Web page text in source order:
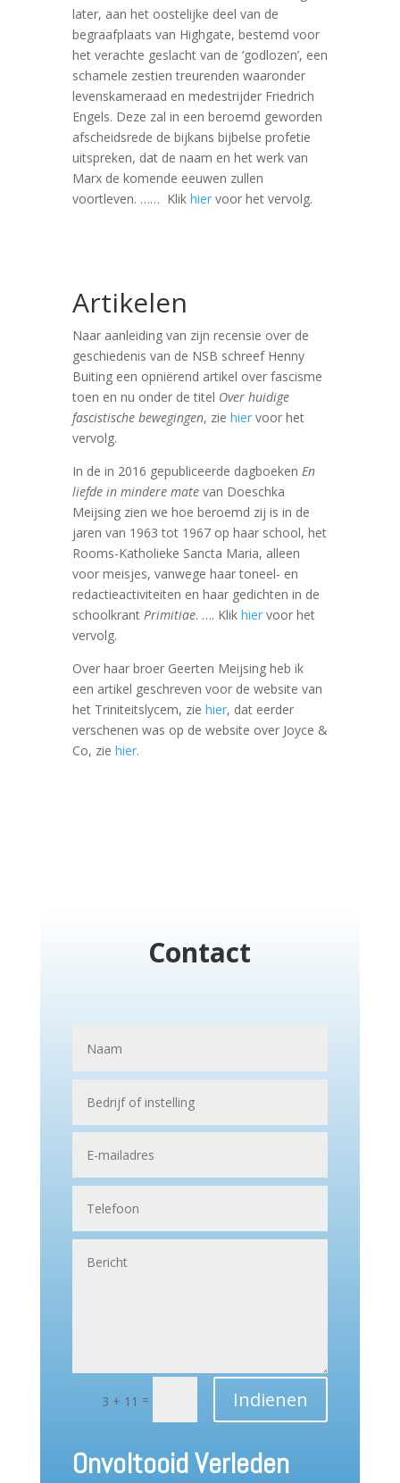
later, aan het oostelijke deel van de
begraafplaats van Highgate, bestemd voor
het verachte geslacht van de ‘godlozen’, een
schamele zestien treurenden waaronder
levenskameraad en medestrijder Friedrich
Engels. Deze zal in een beroemd geworden
afscheidsrede de bijkans bijbelse profetie
uitspreken, dat de naam en het werk van
Marx de komende eeuwen zullen
voortleven. …… Klik hiervoor het vervolg.
Artikelen
Naar aanleiding van zijn recensie over de
geschiedenis van de NSB schreef Henny
Buiting een opniërend artikel over fascisme
toen en nu onder de titel Over huidige
fascistische bewegingen, zie hiervoor het
vervolg.
In de in 2016 gepubliceerde dagboeken En
liefde in mindere matevan Doeschka
Meijsing zien we hoe beroemd zij is in de
jaren van 1963 tot 1967 op haar school, het
Rooms-Katholieke Sancta Maria, alleen
voor meisjes, vanwege haar toneel- en
redactieactiviteiten en haar gedichten in de
schoolkrant Primitiae. …. Klik hiervoor het
vervolg.
Over haar broer Geerten Meijsing heb ik
een artikel geschreven voor de website van
het Triniteitslycem, zie hier, dat eerder
verschenen was op de website over Joyce &
Co, zie hier.
Contact
3 + 11 = Indienen
Onvoltooid Verleden